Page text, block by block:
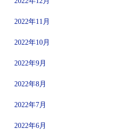
2022年11月
2022年10月
2022年9月
2022年8月
2022年7月
2022年6月